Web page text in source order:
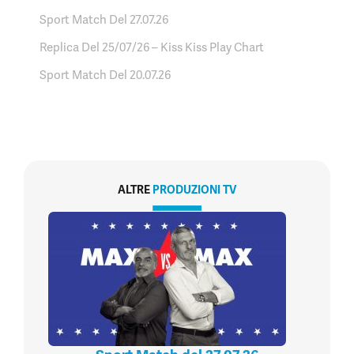
Sport Match Del 27.07.26
Replica Del 25/07/26 – Kiss Kiss Play Chart
Sport Match Del 20.07.26
ALTRE PRODUZIONI TV